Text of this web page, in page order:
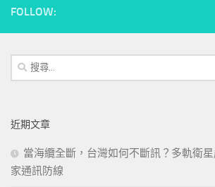
FOLLOW:
搜
尋
字:
近期文章
當海纜全斷，台灣如何不斷訊？多軌衛
家通訊防線